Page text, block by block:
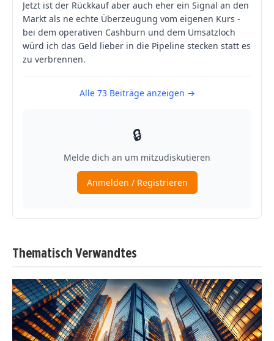
Thematisch Verwandtes